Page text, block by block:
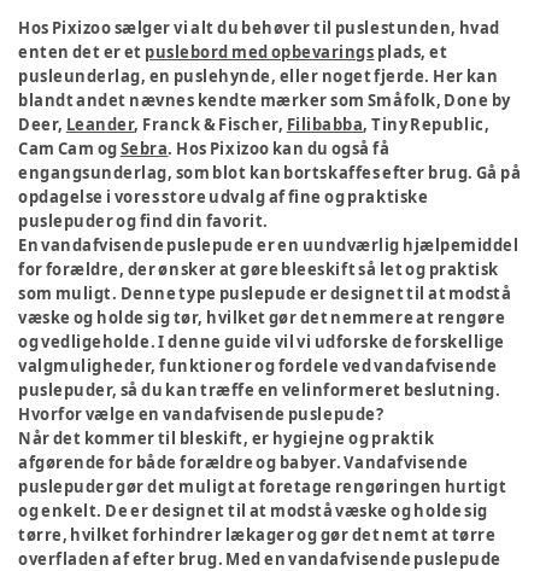
Hos Pixizoo sælger vi alt du behøver til puslestunden, hvad
enten det er et puslebord med opbevarings plads, et
pusleunderlag, en puslehynde, eller noget fjerde. Her kan
blandt andet nævnes kendte mærker som Småfolk, Done by
Deer, Leander, Franck & Fischer, Filibabba, Tiny Republic,
Cam Cam ogSebra. Hos Pixizoo kan du også få
engangsunderlag, som blot kan bortskaffes efter brug. Gå på
opdagelse i vores store udvalg af fine og praktiske
puslepuder og find din favorit.
En vandafvisende puslepude er en uundværlig hjælpemiddel
for forældre, der ønsker at gøre bleeskift så let og praktisk
som muligt. Denne type puslepude er designet til at modstå
væske og holde sig tør, hvilket gør det nemmere at rengøre
og vedligeholde. I denne guide vil vi udforske de forskellige
valgmuligheder, funktioner og fordele ved vandafvisende
puslepuder, så du kan træffe en velinformeret beslutning.
Hvorfor vælge en vandafvisende puslepude?
Når det kommer til bleskift, er hygiejne og praktik
afgørende for både forældre og babyer. Vandafvisende
puslepuder gør det muligt at foretage rengøringen hurtigt
og enkelt. De er designet til at modstå væske og holde sig
tørre, hvilket forhindrer lækager og gør det nemt at tørre
overfladen af efter brug. Med en vandafvisende puslepude